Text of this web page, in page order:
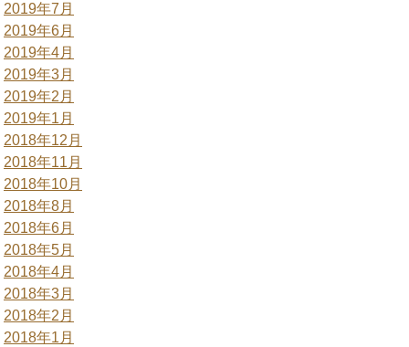
2019年7月
2019年6月
2019年4月
2019年3月
2019年2月
2019年1月
2018年12月
2018年11月
2018年10月
2018年8月
2018年6月
2018年5月
2018年4月
2018年3月
2018年2月
2018年1月